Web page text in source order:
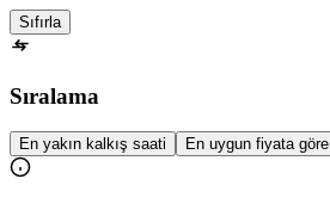
Sıfırla
Sıralama
En yakın kalkış saati En uygun fiyata göre